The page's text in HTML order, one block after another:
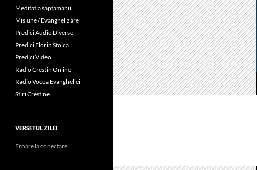
Meditatia saptamanii
Misiune / Evanghelizare
Predici Audio Diverse
Predici Florin Stoica
Predici Video
Radio Crestin Online
Radio Vocea Evangheliei
Stiri Crestine
VERSETUL ZILEI
Eroare la conectare.